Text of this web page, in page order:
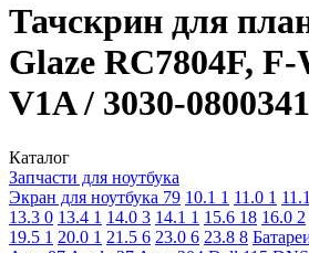
Тачскрин для
Glaze RC7804F,
V1A / 3030-
Каталог
Запчасти для ноутбука
Экран для ноутбука 79 10.1 1 11.0 1 11.1
13.3 0 13.4 1 14.0 3 14.1 1 15.6 18 16.0 2
19.5 1 20.0 1 21.5 6 23.0 6 23.8 8